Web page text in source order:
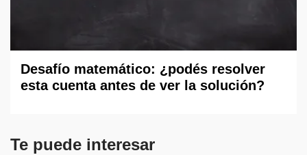
Desafío matemático: ¿podés resolver
esta cuenta antes de ver la solución?
Te puede interesar